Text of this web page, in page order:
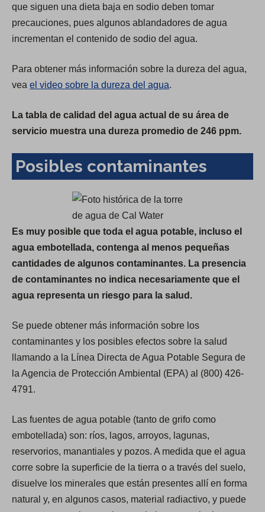
que siguen una dieta baja en sodio deben tomar
precauciones, pues algunos ablandadores de agua
incrementan el contenido de sodio del agua.
Para obtener más información sobre la dureza del agua,
vea el video sobre la dureza del agua.
La tabla de calidad del agua actual de su área de
servicio muestra una dureza promedio de 246 ppm.
Posibles contaminantes
Es muy posible que toda el agua potable, incluso el
agua embotellada, contenga al menos pequeñas
cantidades de algunos contaminantes. La presencia
de contaminantes no indica necesariamente que el
agua representa un riesgo para la salud.
Se puede obtener más información sobre los
contaminantes y los posibles efectos sobre la salud
llamando a la Línea Directa de Agua Potable Segura de
la Agencia de Protección Ambiental (EPA) al (800) 426-
4791.
Las fuentes de agua potable (tanto de grifo como
embotellada) son: ríos, lagos, arroyos, lagunas,
reservorios, manantiales y pozos. A medida que el agua
corre sobre la superficie de la tierra o a través del suelo,
disuelve los minerales que están presentes allí en forma
natural y, en algunos casos, material radiactivo, y puede